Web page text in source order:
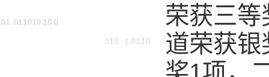
荣获三
道荣获银